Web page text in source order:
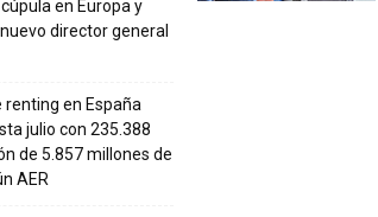
en Europa y
director general
renting en España
julio con 235.388
de 5.857 millones de
AER